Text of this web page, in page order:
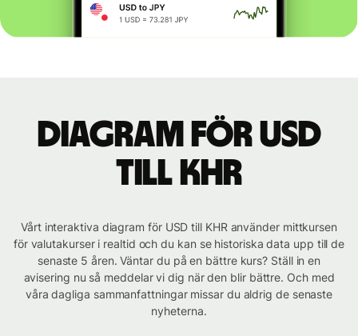
Diagram för USD
till KHR
Vårt interaktiva diagram för USD till KHR använder mittkursen
för valutakurser i realtid och du kan se historiska data upp till de
senaste 5 åren. Väntar du på en bättre kurs? Ställ in en
avisering nu så meddelar vi dig när den blir bättre. Och med
våra dagliga sammanfattningar missar du aldrig de senaste
nyheterna.